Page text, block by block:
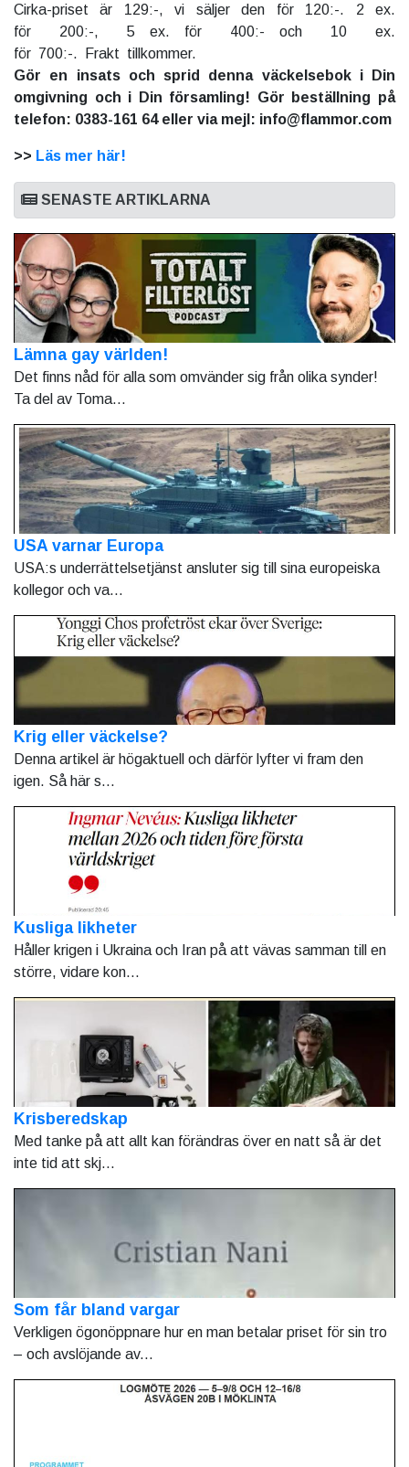
Cirka-priset är 129:-, vi säljer den för 120:-. 2 ex.
för 200:-, 5 ex. för 400:- och 10 ex.
för 700:-. Frakt tillkommer.
Gör en insats och sprid denna väckelsebok i Din
omgivning och i Din församling! Gör beställning på
telefon: 0383-161 64 eller via mejl: info@flammor.com
>> Läs mer här!
SENASTE ARTIKLARNA
Lämna gay världen!
Det finns nåd för alla som omvänder sig från olika synder!
Ta del av Toma...
USA varnar Europa
USA:s underrättelsetjänst ansluter sig till sina europeiska
kollegor och va...
Krig eller väckelse?
Denna artikel är högaktuell och därför lyfter vi fram den
igen. Så här s...
Kusliga likheter
Håller krigen i Ukraina och Iran på att vävas samman till en
större, vidare kon...
Krisberedskap
Med tanke på att allt kan förändras över en natt så är det
inte tid att skj...
Som får bland vargar
Verkligen ögonöppnare hur en man betalar priset för sin tro
– och avslöjande av...